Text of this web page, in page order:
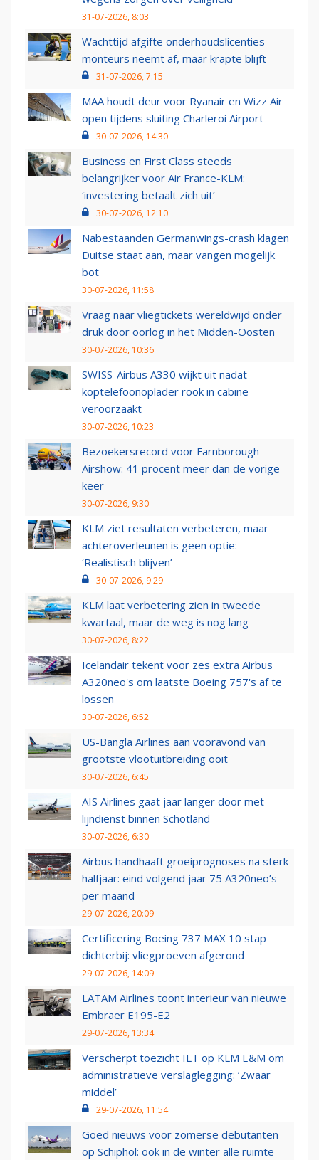
31-07-2026, 8:03
Wachttijd afgifte onderhoudslicenties
monteurs neemt af, maar krapte blijft
31-07-2026, 7:15
MAA houdt deur voor Ryanair en Wizz Air
open tijdens sluiting Charleroi Airport
30-07-2026, 14:30
Business en First Class steeds
belangrijker voor Air France-KLM:
‘investering betaalt zich uit’
30-07-2026, 12:10
Nabestaanden Germanwings-crash klagen
Duitse staat aan, maar vangen mogelijk
bot
30-07-2026, 11:58
Vraag naar vliegtickets wereldwijd onder
druk door oorlog in het Midden-Oosten
30-07-2026, 10:36
SWISS-Airbus A330 wijkt uit nadat
koptelefoonoplader rook in cabine
veroorzaakt
30-07-2026, 10:23
Bezoekersrecord voor Farnborough
Airshow: 41 procent meer dan de vorige
keer
30-07-2026, 9:30
KLM ziet resultaten verbeteren, maar
achteroverleunen is geen optie:
‘Realistisch blijven’
30-07-2026, 9:29
KLM laat verbetering zien in tweede
kwartaal, maar de weg is nog lang
30-07-2026, 8:22
Icelandair tekent voor zes extra Airbus
A320neo's om laatste Boeing 757's af te
lossen
30-07-2026, 6:52
US-Bangla Airlines aan vooravond van
grootste vlootuitbreiding ooit
30-07-2026, 6:45
AIS Airlines gaat jaar langer door met
lijndienst binnen Schotland
30-07-2026, 6:30
Airbus handhaaft groeiprognoses na sterk
halfjaar: eind volgend jaar 75 A320neo’s
per maand
29-07-2026, 20:09
Certificering Boeing 737 MAX 10 stap
dichterbij: vliegproeven afgerond
29-07-2026, 14:09
LATAM Airlines toont interieur van nieuwe
Embraer E195-E2
29-07-2026, 13:34
Verscherpt toezicht ILT op KLM E&M om
administratieve verslaglegging: ‘Zwaar
middel’
29-07-2026, 11:54
Goed nieuws voor zomerse debutanten
op Schiphol: ook in de winter alle ruimte